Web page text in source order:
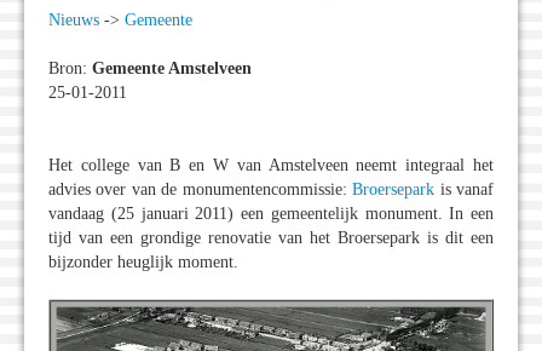
Nieuws -> Gemeente
Bron: Gemeente Amstelveen
25-01-2011
Het college van B en W van Amstelveen neemt integraal het
advies over van de monumentencommissie:Broersepark is vanaf
vandaag (25 januari 2011) een gemeentelijk monument. In een
tijd van een grondige renovatie van het Broersepark is dit een
bijzonder heuglijk moment.